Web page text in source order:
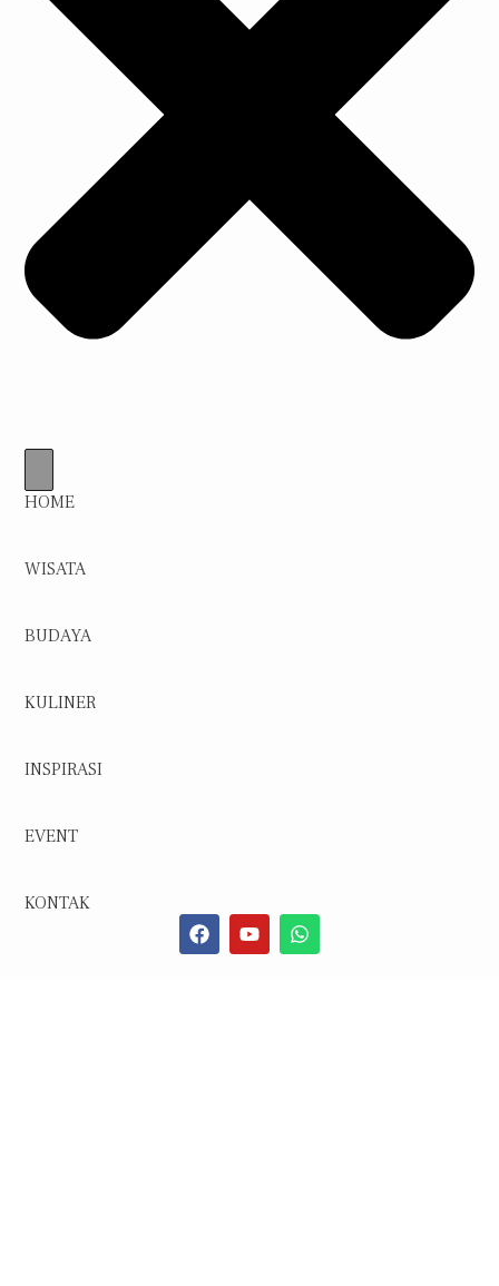
HOME
WISATA
BUDAYA
KULINER
INSPIRASI
EVENT
KONTAK